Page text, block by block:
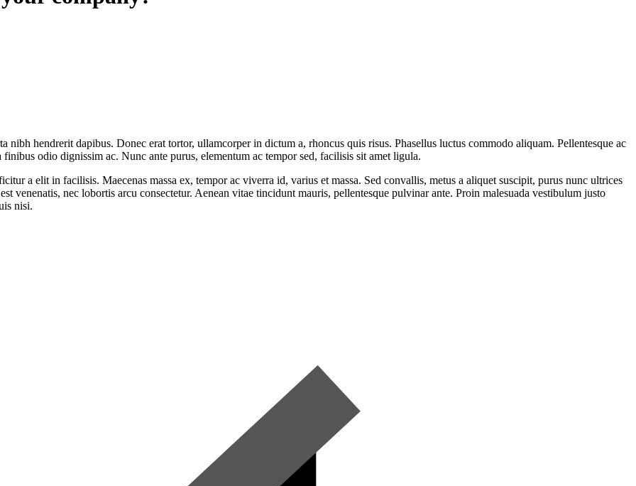
hendrerit dapibus. Donec erat tortor, ullamcorper in dictum a, rhoncus quis risus. Phasellus luctus commodo aliquam. Pellentesque ac
odio dignissim ac. Nunc ante purus, elementum ac tempor sed, facilisis sit amet ligula.
a elit in facilisis. Maecenas massa ex, tempor ac viverra id, varius et massa. Sed convallis, metus a aliquet suscipit, purus nunc ultrices
venenatis, nec lobortis arcu consectetur. Aenean vitae tincidunt mauris, pellentesque pulvinar ante. Proin malesuada vestibulum justo
nisi.